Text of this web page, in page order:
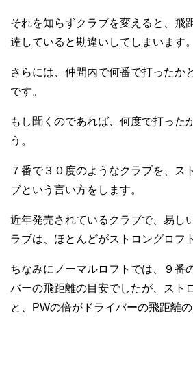
それを知らずクラブを変えると、飛
達していると勘違いしてしまいます。
さらには、仲間内で何番で打ったか
です。
もし聞くのであれば、何度で打った
う。
７番で３０度のようなクラブを、ス
ブという言い方をします。
近年発売されているクラブで、易し
ラブは、ほとんどがストロングロフ
ちなみにノーマルロフトでは、９番
バーの飛距離の目安でしたが、スト
と、PWの倍がドライバーの飛距離の